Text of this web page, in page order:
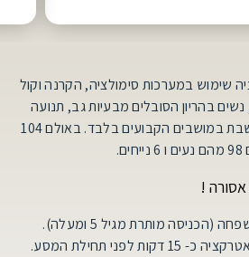
שימוש במערכות סימולציה, הקרנה וקול
בהריון הסובלים מבעיות גב, תנועה
וסחרחורות, מתבקשים לשבת במושבים הקבועים בלבד. באולם 104
!
(הכניסה מותרת מגיל 5 ומעלה).
לפני תחילת המסע.